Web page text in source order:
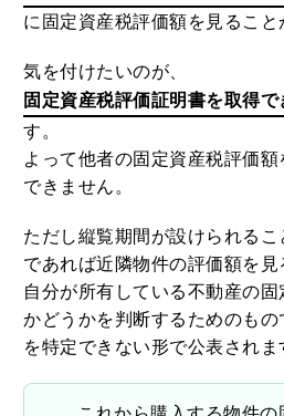
う。
固定資産税評価証明書という書
に固定資産税評価額を見るこ
気を付けたいのが、
固定資産税評価証明書を取得で
よって他者の固定資産税評価
できません。
ただし縦覧期間が設けられる
であれば近隣物件の評価額を見
かどうかを判断するためのも